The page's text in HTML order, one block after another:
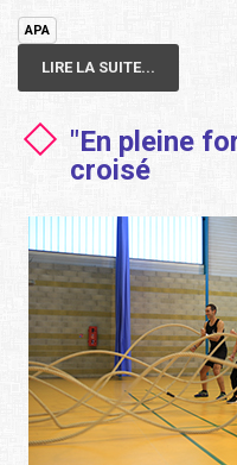
APA
LIRE LA SUITE...
"En pleine
croisé